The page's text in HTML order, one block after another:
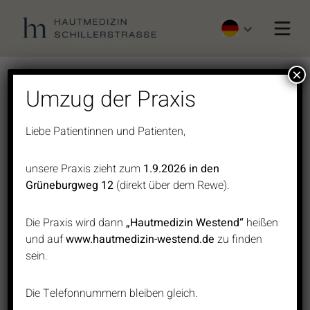
Home
Hautkrebsvorsorge
Operationen
Lasermedizin
Dermatologie
Ästhetik
Nagelpilz effektiv mit Nagellaser
behandeln
Umzug der Praxis
Liebe Patientinnen und Patienten,
unsere Praxis zieht zum 1.9.2026 in den
Grüneburgweg 12 (direkt über dem Rewe).
Die Praxis wird dann„Hautmedizin Westend“ heißen
und aufwww.hautmedizin-westend.de zu finden
sein.
Die Telefonnummern bleiben gleich.
×